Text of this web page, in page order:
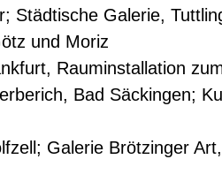
Städtische Galerie,
und Moriz
Rauminstallation
Bad Säckingen;
Galerie Brötzinger